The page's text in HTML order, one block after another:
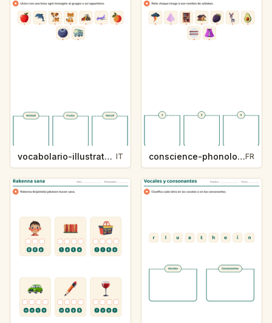
vocabolario-illustrato-k235-5 IT conscience-phonologique-k234-5FR